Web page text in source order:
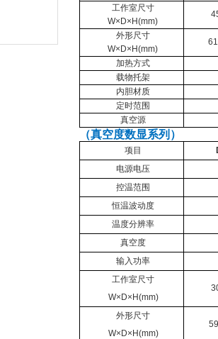
工作室尺寸
W×D×H(mm)
外形尺寸
W×D×H(mm)
加热方式
载物托架
内胆材质
定时范围
真空源
（真空度数显系列）
项目
电源电压
控温范围
恒温波动度
温度分辨率
真空度
输入功率
工作室尺寸
W×D×H(mm)
外形尺寸
W×D×H(mm)